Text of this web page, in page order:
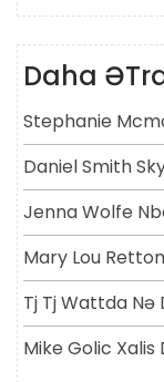
Daha
Stephanie
Daniel Smith
Jenna Wolfe
Mary Lou
Tj Tj Wattda Nə
Mike Golic Xalis